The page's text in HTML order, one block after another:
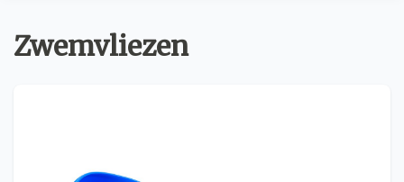
Zwemvliezen